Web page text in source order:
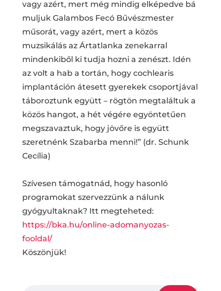
vagy azért, mert még mindig elképedve bá
muljuk Galambos Fecó Bűvészmester
műsorát, vagy azért, mert a közös
muzsikálás az Ártatlanka zenekarral
mindenkiből ki tudja hozni a zenészt. Idén
az volt a hab a tortán, hogy cochlearis
implantáción átesett gyerekek csoportjával
táboroztunk együtt – rögtön megtaláltuk a
közös hangot, a hét végére egyöntetűen
megszavaztuk, hogy jövőre is együtt
szeretnénk Szabarba menni!” (dr. Schunk
Cecília)
Szívesen támogatnád, hogy hasonló
programokat szervezzünk a nálunk
gyógyultaknak? Itt megteheted:
https://bka.hu/online-adomanyozas-
fooldal/
Köszönjük!